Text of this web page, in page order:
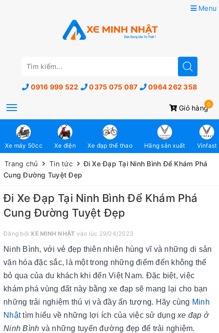
Menu
0916 999 522 0375 075 087 0964 262 358
Giỏ hàng0
Toggle
navigation
Xe máy 50cc Xe điện Xe đạp thể thao Hãng sản xuất Vinfast
Trang chủ Tin tức
Đi Xe Đạp Tại Ninh Bình Để Khám Phá
Cung Đường Tuyệt Đẹp
Đi Xe Đạp Tại Ninh Bình Để Khám Phá
Cung Đường Tuyệt Đẹp
Đăng bởiXE MINH NHẬT vào lúc 29/04/2023
Ninh Bình, với vẻ đẹp thiên nhiên hùng vĩ và những di sản
văn hóa đặc sắc, là một trong những điểm đến không thể
bỏ qua của du khách khi đến Việt Nam. Đặc biệt, việc
khám phá vùng đất này bằng xe đạp sẽ mang lại cho bạn
những trải nghiệm thú vị và đầy ấn tượng. Hãy cùng Minh
Nhậttìm hiểu về những lợi ích của việc sử dụng xe đạp ở
Ninh Bình và những tuyến đường đẹp để trải nghiệm.